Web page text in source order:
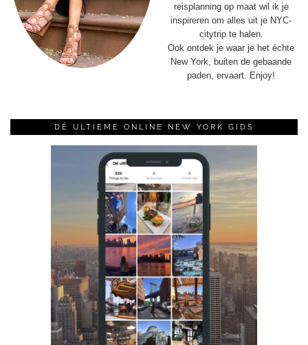
reisplanning op maat wil ik je
inspireren om alles uit je NYC-
citytrip te halen.
Ook ontdek je waar je het échte
New York, buiten de gebaande
paden, ervaart. Enjoy!
DÉ ULTIEME ONLINE NEW YORK GIDS